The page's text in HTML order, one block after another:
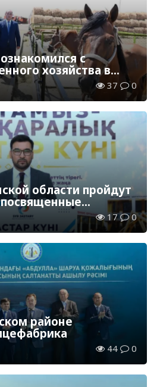
с
хозяйства в
районе
37 0
области пройдут
дню молодежи
17 0
районе
44 0